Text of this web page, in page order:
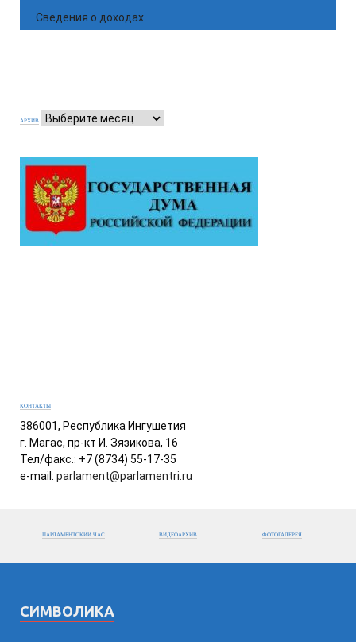
Сведения о доходах
АРХИВ
КОНТАКТЫ
386001, Республика Ингушетия
г. Магас, пр-кт И. Зязикова, 16
Тел/факс.: +7 (8734) 55-17-35
e-mail: parlament@parlamentri.ru
ПАРЛАМЕНТСКИЙ ЧАС ВИДЕОАРХИВ ФОТОГАЛЕРЕЯ
СИМВОЛИКА